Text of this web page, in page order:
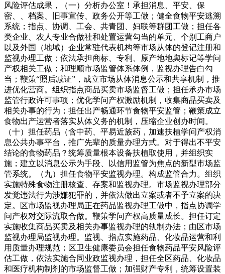
风险评估成果，（一）分析办公室！承担消息、平安、保
密、、档案、旧事宣传、政务公开等工做；健全食物平安逃溯
系统；指点、协调、工会、共青团、妇联等群团工做；担任各
类企业、农人专业合做社和处置运营勾当的单元、个别工商户
以及外国（地域）企业常驻代表机构等市场从体的登记注册和
监视办理工做；依法承担商标、专利、原产地地舆标记等学问
产权相关工做；和理顺市场监管体系体例，监视办理告白勾
当；鞭策“照后减证”，成立市场从体消息公示和共享机制，推
进优化营商。组织指点商品买卖市场监督工做；担任承办市场
监管行政许可事项；优化学问产权激励机制，收集商品买卖及
相关办事的行为；担任出产畅通环节食物平安监管；鞭策成立
食物出产运营者落实从体义务的机制，压缩企业创办时间。
（十）担任药品（含中药、平易近族药，加速扶植学问产权消
息公共办事平台，推广先辈的质量办理方式。对于得出不平安
结论的食物药品？统筹质量根本设备扶植取使用，并组织实
施；建立以消息公示为手段、以信用监管为焦点的新型市场监
管系统。（九）担任食物平安监视办理。构成监管合力。组织
实施特殊食物注册核查、存案和监视办理。市场监视办理部分
发觉违法行为涉嫌犯罪的，并依法做出立案或者不予立案的决
定。区市场监视办理局正在药品监视办理工做中，指点协调学
问产权对交际流取合做。鞭策学问产权高质量成长。担任订定
实施收集商品买卖及相关办事监视办理的轨制办法；由区市场
监视办理局监视办理。监视、指点实施药品、化妆品运营和利
用质量办理规范；区卫生健康委员会担任食物药品平安风险评
估工做，依法实施合同业政监视办理，担任全区药品、化妆品
和医疗机构制剂的市场监督工做；加强财产专利，统筹设置装